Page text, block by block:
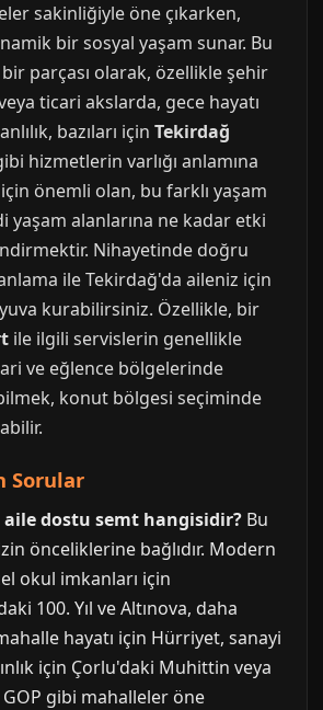
sakinliğiyle öne çıkarken,
bir sosyal yaşam sunar. Bu
bir parçası olarak, özellikle şehir
ticari akslarda, gece hayatı
bazıları için Tekirdağ
hizmetlerin varlığı anlamına
önemli olan, bu farklı yaşam
yaşam alanlarına ne kadar etki
Nihayetinde doğru
ile Tekirdağ'da aileniz için
kurabilirsiniz. Özellikle, bir
ile ilgili servislerin genellikle
ve eğlence bölgelerinde
konut bölgesi seçiminde
Sorular
aile dostu semt hangisidir? Bu
önceliklerine bağlıdır. Modern
okul imkanları için
100. Yıl ve Altınova, daha
hayatı için Hürriyet, sanayi
için Çorlu'daki Muhittin veya
gibi mahalleler öne